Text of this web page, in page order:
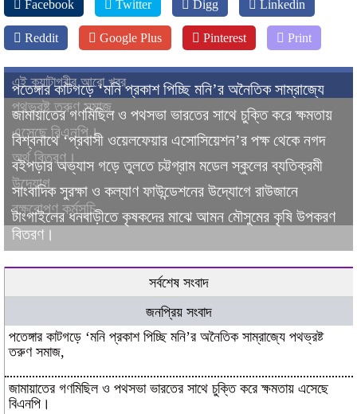
Facebook Twitter Digg Linkedin
Reddit Google Plus Pinterest Print
এই ক্যাটাগরীর আরো খবর
পতেঙ্গার কাটগড়ে ‘মনি প্রকাশ পিচ্ছি মনি’র অনৈতিক সাম্রাজ্যে
পথভ্রষ্ট তরুণ সমাজ,
জামায়াতের গণমিছিল ও পথসভা ভারতের সাথে চুক্তি করে ক্ষমতায়
এসেছে বিএনপি।
বিশ্বনাথে ‘প্রবাসী ওয়েলফেয়ার এসোসিয়েশন’র পক্ষ থেকে নগদ
অর্থ বিতরণ।
বইপড়ার অভ্যাস গড়ে তুলতে চট্টগ্রাম মডেল স্কুলের ব্যতিক্রমী
উদ্যোগ
সাংবাদিক সুরক্ষা ও কল্যাণ ফাউন্ডেশনের উদ্যোগে রাউজানে
বৃক্ষরোপণ কর্মসূচি
টাংগাইলের ধনবাড়ীতে কৃষকদের মাঝে আমন মৌসুমের কৃষি উপকরণ
বিতরণ।
সর্বশেষ সংবাদ
জনপ্রিয় সংবাদ
পতেঙ্গার কাটগড়ে ‘মনি প্রকাশ পিচ্ছি মনি’র অনৈতিক সাম্রাজ্যে পথভ্রষ্ট
তরুণ সমাজ,
জামায়াতের গণমিছিল ও পথসভা ভারতের সাথে চুক্তি করে ক্ষমতায় এসেছে
বিএনপি।